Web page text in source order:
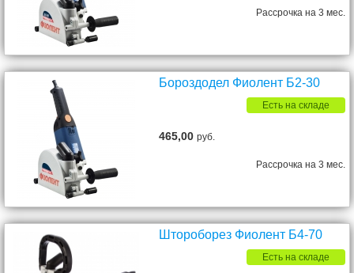
Рассрочка на 3 мес.
Бороздодел Фиолент Б2-30
Есть на складе
465,00руб.
Рассрочка на 3 мес.
Штороборез Фиолент Б4-70
Есть на складе